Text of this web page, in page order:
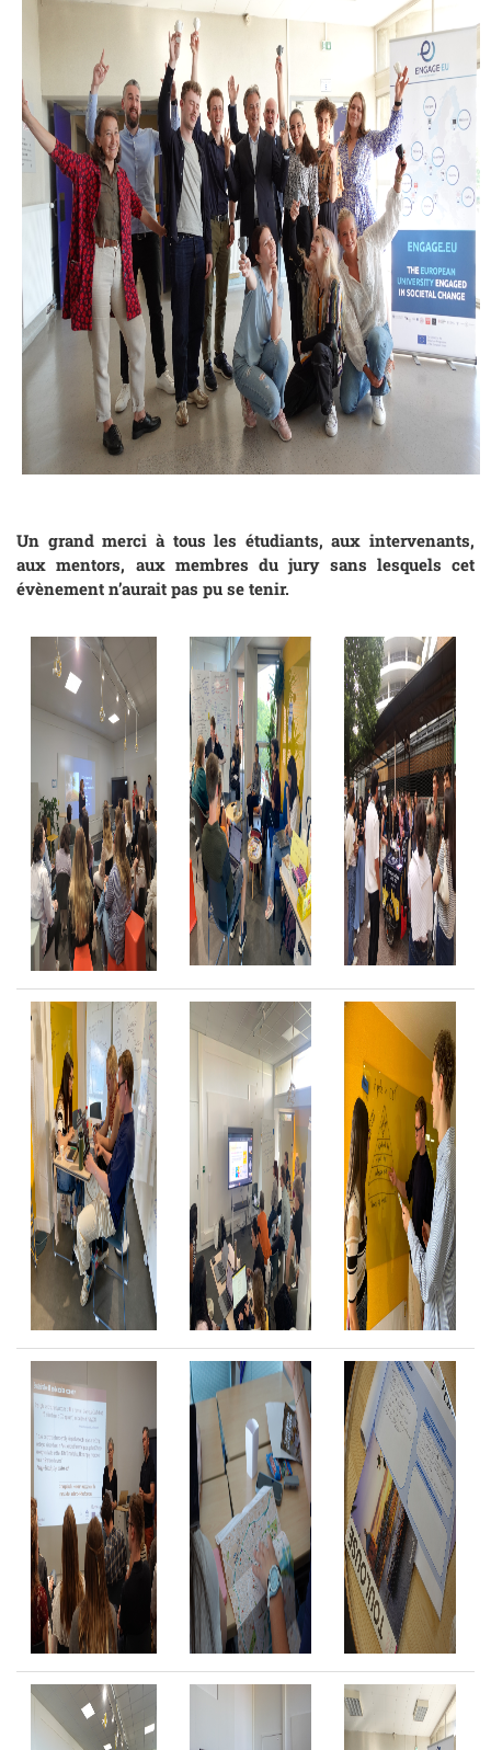
Un grand merci à tous les étudiants, aux intervenants,
aux mentors, aux membres du jury sans lesquels cet
évènement n’aurait pas pu se tenir.